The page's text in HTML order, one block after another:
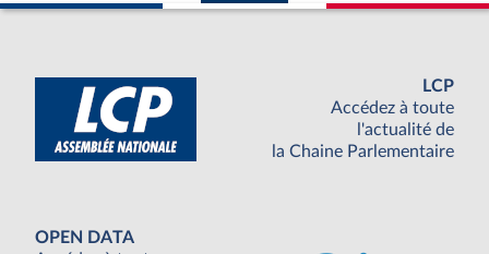
LCP
Accédez à toute
l'actualité de
la Chaine Parlementaire
OPEN DATA